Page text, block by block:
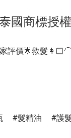
泰國商標授
評價🌟救髮
髮精油 護